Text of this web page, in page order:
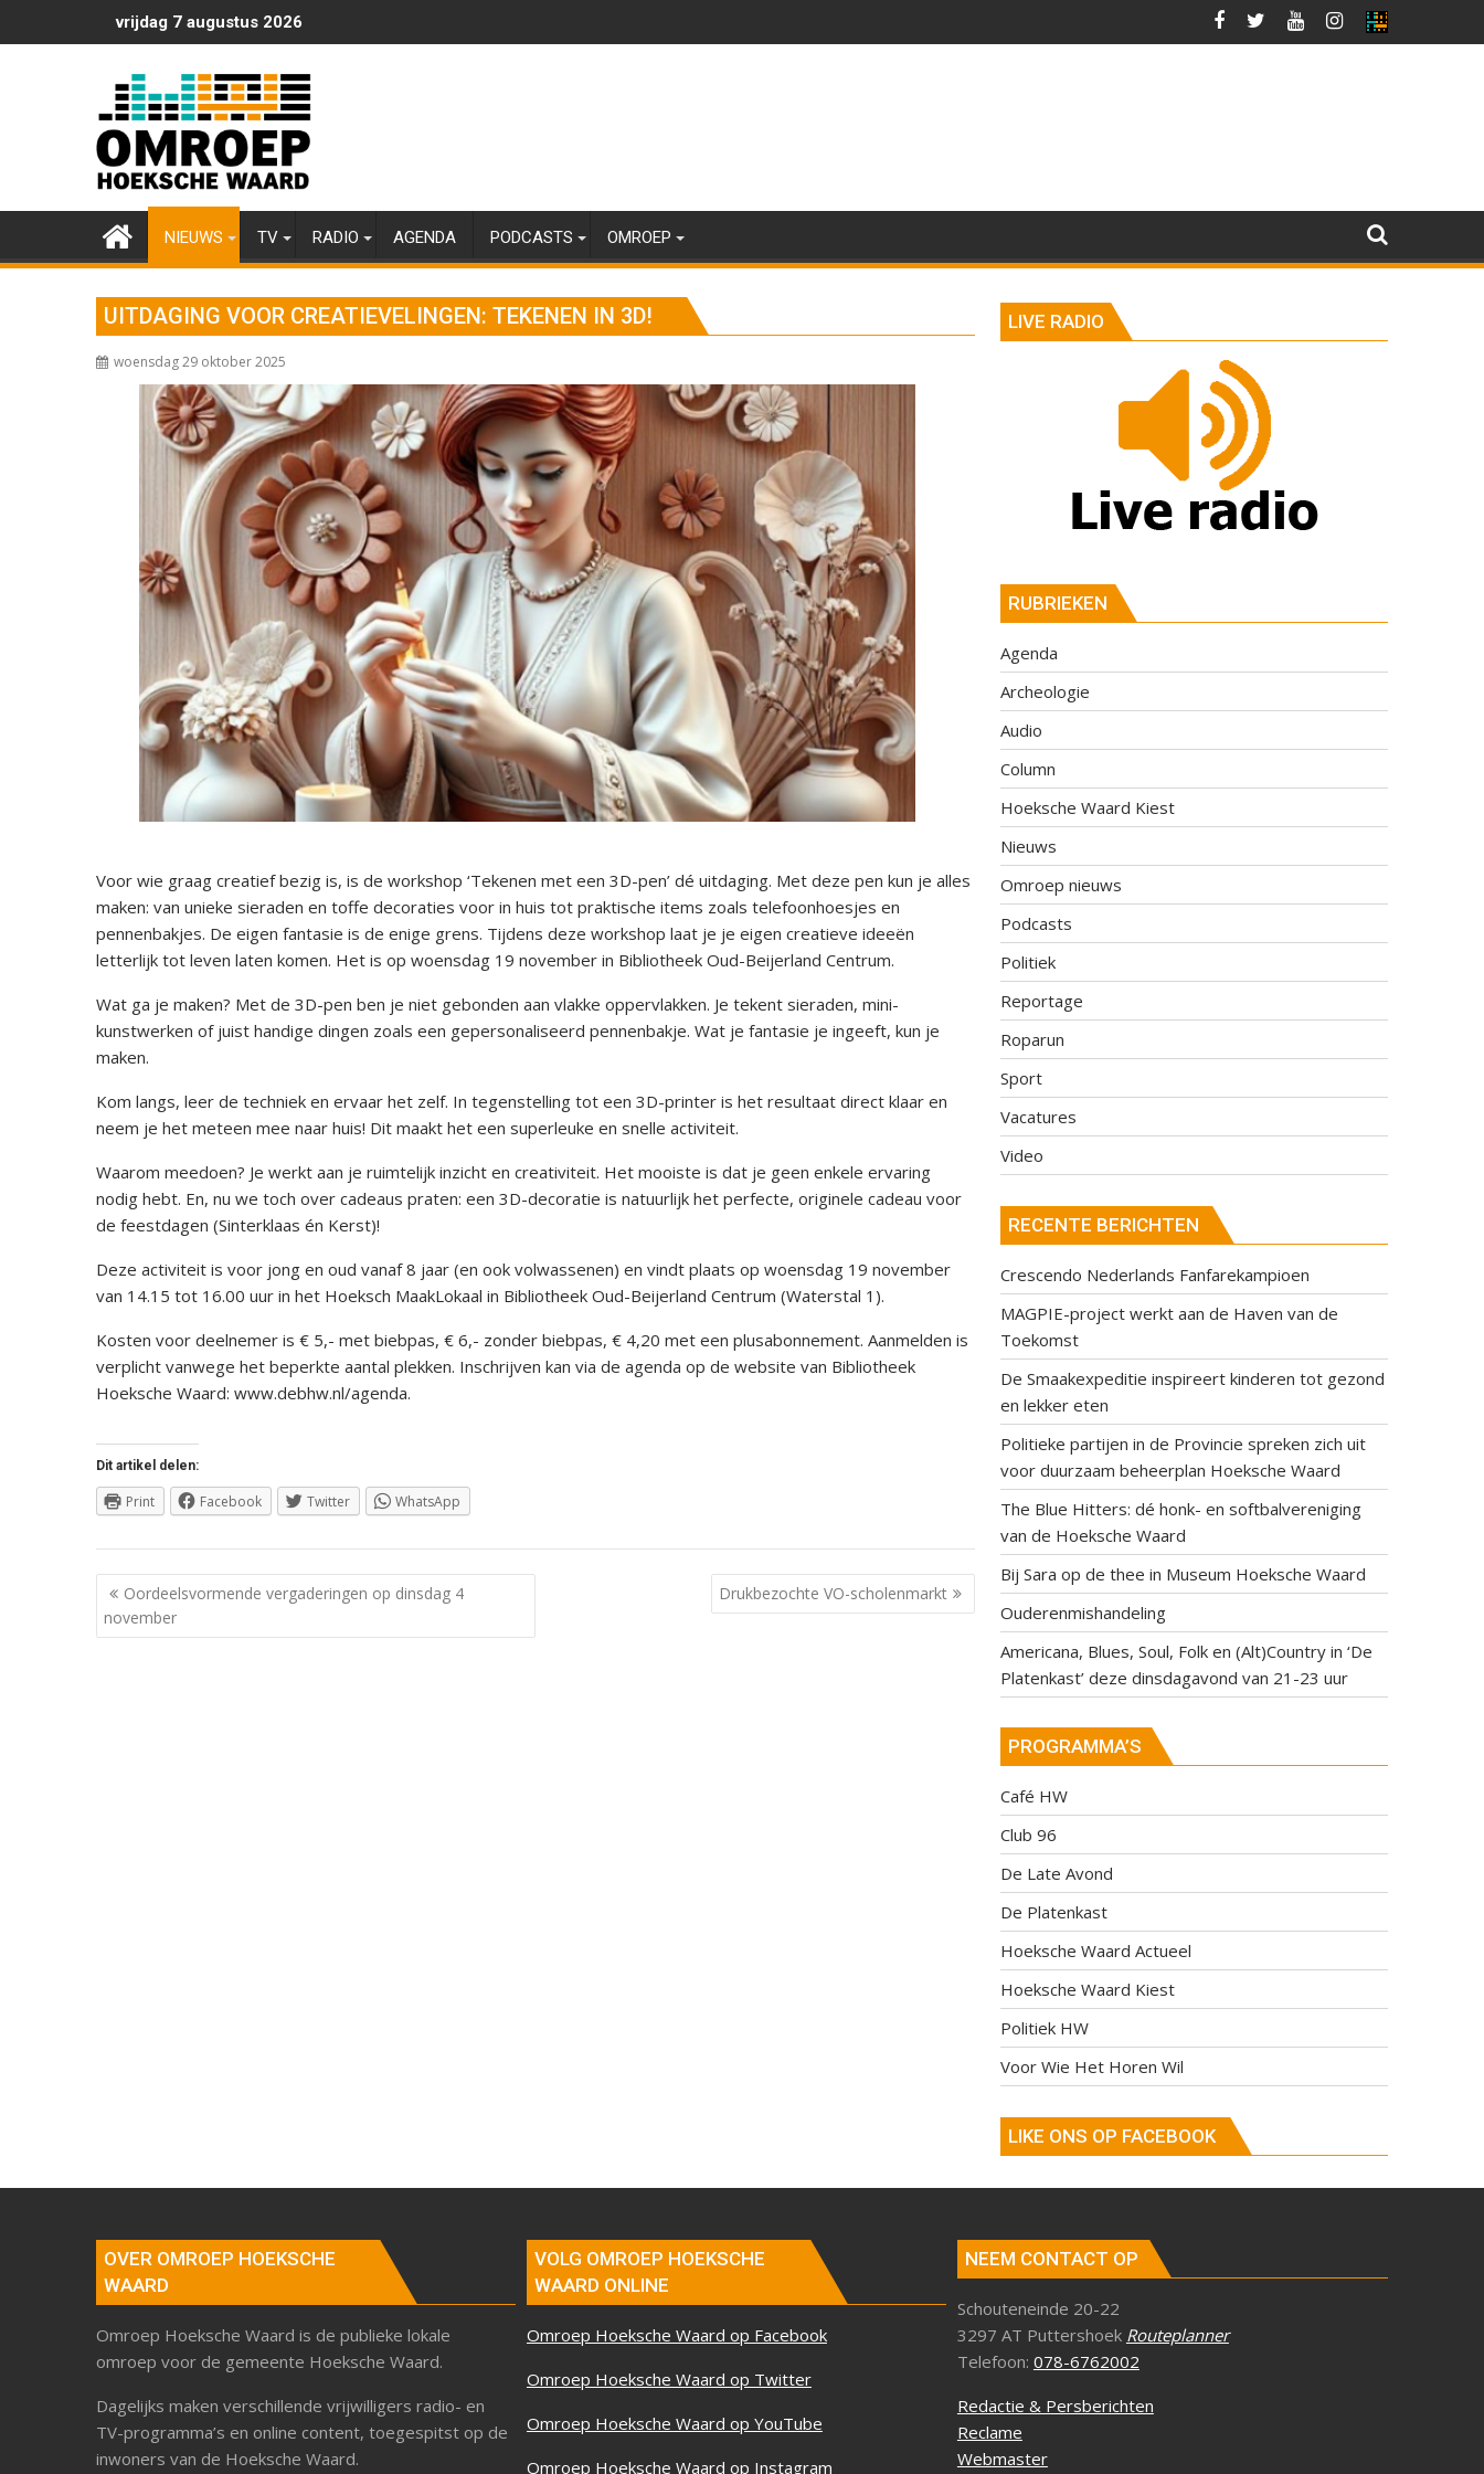
naar
vrijdag 7 augustus 2026
NIEUWS TV RADIO AGENDA PODCASTS OMROEP
UITDAGING VOOR CREATIEVELINGEN: TEKENEN IN 3D!
woensdag 29 oktober 2025
Voor wie graag creatief bezig is, is de workshop ‘Tekenen met een 3D-pen’ dé uitdaging. Met deze pen kun je alles
maken: van unieke sieraden en toffe decoraties voor in huis tot praktische items zoals telefoonhoesjes en
pennenbakjes. De eigen fantasie is de enige grens. Tijdens deze workshop laat je je eigen creatieve ideeën
letterlijk tot leven laten komen. Het is op woensdag 19 november in Bibliotheek Oud-Beijerland Centrum.
Wat ga je maken? Met de 3D-pen ben je niet gebonden aan vlakke oppervlakken. Je tekent sieraden, mini-
kunstwerken of juist handige dingen zoals een gepersonaliseerd pennenbakje. Wat je fantasie je ingeeft, kun je
maken.
Kom langs, leer de techniek en ervaar het zelf. In tegenstelling tot een 3D-printer is het resultaat direct klaar en
neem je het meteen mee naar huis! Dit maakt het een superleuke en snelle activiteit.
Waarom meedoen? Je werkt aan je ruimtelijk inzicht en creativiteit. Het mooiste is dat je geen enkele ervaring
nodig hebt. En, nu we toch over cadeaus praten: een 3D-decoratie is natuurlijk het perfecte, originele cadeau voor
de feestdagen (Sinterklaas én Kerst)!
Deze activiteit is voor jong en oud vanaf 8 jaar (en ook volwassenen) en vindt plaats op woensdag 19 november
van 14.15 tot 16.00 uur in het Hoeksch MaakLokaal in Bibliotheek Oud-Beijerland Centrum (Waterstal 1).
Kosten voor deelnemer is € 5,- met biebpas, € 6,- zonder biebpas, € 4,20 met een plusabonnement. Aanmelden is
verplicht vanwege het beperkte aantal plekken. Inschrijven kan via de agenda op de website van Bibliotheek
Hoeksche Waard: www.debhw.nl/agenda.
Dit artikel delen:
Print Facebook Twitter WhatsApp
Berichtnavigatie
Oordeelsvormende vergaderingen op dinsdag 4
november
Drukbezochte VO-scholenmarkt
LIVE RADIO
RUBRIEKEN
Agenda
Archeologie
Audio
Column
Hoeksche Waard Kiest
Nieuws
Omroep nieuws
Podcasts
Politiek
Reportage
Roparun
Sport
Vacatures
Video
RECENTE BERICHTEN
Crescendo Nederlands Fanfarekampioen
MAGPIE-project werkt aan de Haven van de
Toekomst
De Smaakexpeditie inspireert kinderen tot gezond
en lekker eten
Politieke partijen in de Provincie spreken zich uit
voor duurzaam beheerplan Hoeksche Waard
The Blue Hitters: dé honk- en softbalvereniging
van de Hoeksche Waard
Bij Sara op de thee in Museum Hoeksche Waard
Ouderenmishandeling
Americana, Blues, Soul, Folk en (Alt)Country in ‘De
Platenkast’ deze dinsdagavond van 21-23 uur
PROGRAMMA’S
Café HW
Club 96
De Late Avond
De Platenkast
Hoeksche Waard Actueel
Hoeksche Waard Kiest
Politiek HW
Voor Wie Het Horen Wil
LIKE ONS OP FACEBOOK
OVER OMROEP HOEKSCHE
WAARD
Omroep Hoeksche Waard is de publieke lokale
omroep voor de gemeente Hoeksche Waard.
Dagelijks maken verschillende vrijwilligers radio- en
TV-programma’s en online content, toegespitst op de
inwoners van de Hoeksche Waard.
VOLG OMROEP HOEKSCHE
WAARD ONLINE
Omroep Hoeksche Waard op Facebook
Omroep Hoeksche Waard op Twitter
Omroep Hoeksche Waard op YouTube
Omroep Hoeksche Waard op Instagram
NEEM CONTACT OP
Schouteneinde 20-22
3297 AT Puttershoek Routeplanner
Telefoon: 078-6762002
Redactie & Persberichten
Reclame
Webmaster